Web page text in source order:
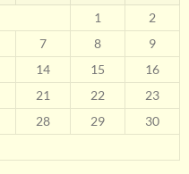
1
2
7 8
9
14 15
16
21 22
23
28 29
30